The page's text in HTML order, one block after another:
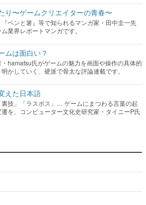
り〜ゲームクリエイターの青春〜
『ペンと箸』等で知られるマンガ家・田中圭一先
業界レポートマンガです。
ムは面白い？
hamatsu氏がゲームの魅力を画面や操作の具体的
かしていく、硬派で骨太な評論連載です。
えた日本語
裏技」「ラスボス」… ゲームにまつわる言葉の起
を、コンピューター文化史研究家・タイニーP氏